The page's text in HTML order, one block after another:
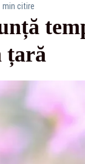
min citire
țară